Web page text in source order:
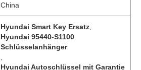
China
Hyundai Smart Key Ersatz
Hyundai 95440-S1100
Schlüsselanhänger
Hyundai Autoschlüssel mit Garantie